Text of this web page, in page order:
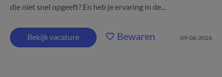
die niet snel opgeeft? En heb je ervaring in de...
Bekijk vacature Bewaren 09-06-2026